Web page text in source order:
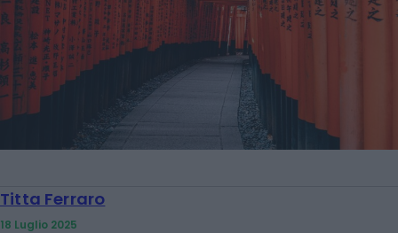
Titta Ferraro
18 Luglio 2025